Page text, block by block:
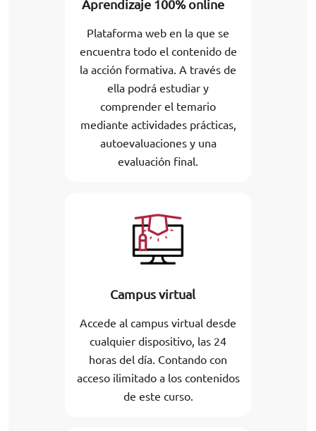
Aprendizaje 100% online
Plataforma web en la que se
encuentra todo el contenido de
la acción formativa. A través de
ella podrá estudiar y
comprender el temario
mediante actividades prácticas,
autoevaluaciones y una
evaluación final.
Campus virtual
Accede al campus virtual desde
cualquier dispositivo, las 24
horas del día. Contando con
acceso ilimitado a los contenidos
de este curso.